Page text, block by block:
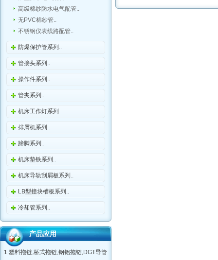
高级棉纱防水电气配管..
无PVC棉纱管..
不锈钢仪表线路配管..
防爆保护管系列..
管接头系列..
操作件系列..
管夹系列..
机床工作灯系列..
排屑机系列..
蹄脚系列..
机床垫铁系列..
机床导轨刮屑板系列..
LB型撞块槽板系列..
冷却管系列..
产品应用
1.塑料拖链,桥式拖链,钢铝拖链,DGT导管